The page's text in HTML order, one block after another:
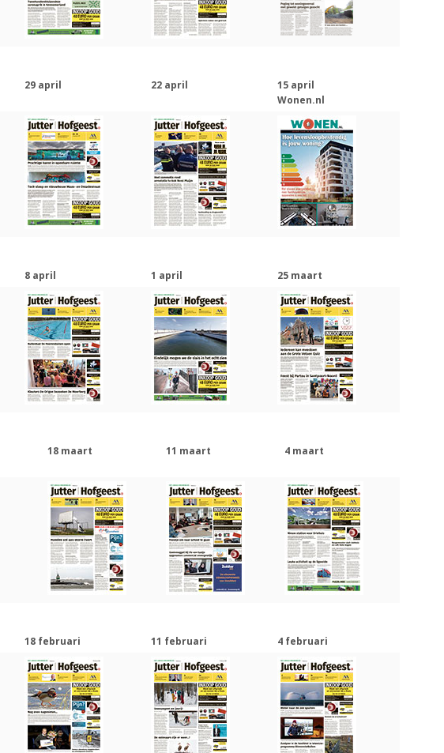
29 april 22 april
15 april
Wonen.nl
8 april 1 april 25 maart
18 maart 11 maart 4 maart
18 februari 11 februari 4 februari